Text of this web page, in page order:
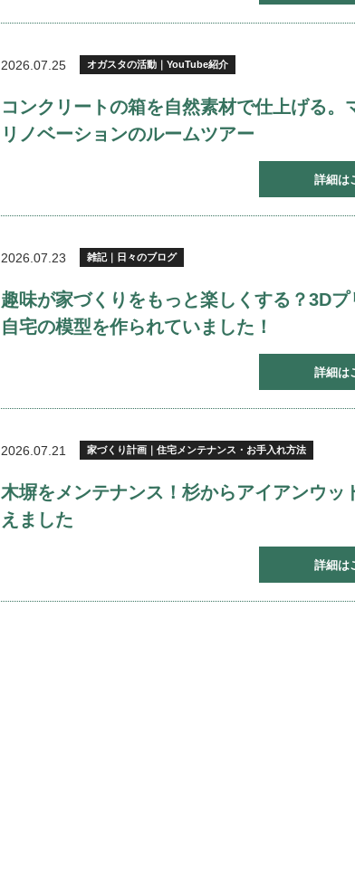
2026.07.25 オガスタの活動｜YouTube紹介
コンクリートの箱を自然素材で仕上げる。
リノベーションのルームツアー
詳細は
2026.07.23 雑記｜日々のブログ
趣味が家づくりをもっと楽しくする？3Dプ
自宅の模型を作られていました！
詳細は
2026.07.21 家づくり計画｜住宅メンテナンス・お手入れ方法
木塀をメンテナンス！杉からアイアンウッ
えました
詳細は